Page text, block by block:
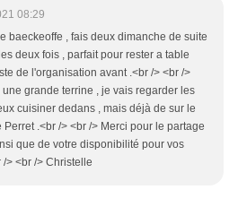
08:29
baeckeoffe , fais deux dimanche de suite
deux fois , parfait pour rester a table
de l'organisation avant .<br /> <br />
grande terrine , je vais regarder les
cuisiner dedans , mais déjà de sur le
.<br /> <br /> Merci pour le partage
que de votre disponibilité pour vos
> <br /> Christelle